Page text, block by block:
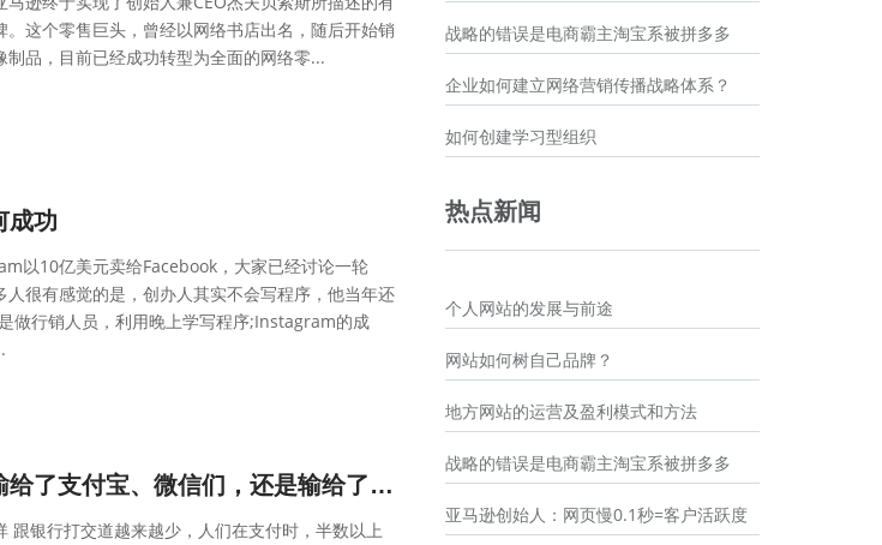
。这个零售巨头，曾经以网络书店出名，随后开始销
制品，目前已经成功转型为全面的网络零...
成功
以10亿美元卖给Facebook，大家已经讨论一轮
人很有感觉的是，创办人其实不会写程序，他当年还
做行销人员，利用晚上学写程序;Instagram的成
战略失衡：传统银行业是输给了支付宝、微信们，还是输给了自己？
跟银行打交道越来越少，人们在支付时，半数以上
战略的错误是电商霸主淘宝系被拼多多
企业如何建立网络营销传播战略体系？
如何创建学习型组织
热点新闻
个人网站的发展与前途
网站如何树自己品牌？
地方网站的运营及盈利模式和方法
战略的错误是电商霸主淘宝系被拼多多
亚马逊创始人：网页慢0.1秒=客户活跃度